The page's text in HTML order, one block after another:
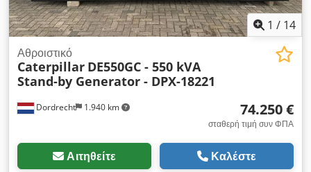
1 / 14
Dordrecht 1.940 km
Αθροιστικό
Caterpillar DE550GC - 550 kVA
Stand-by Generator - DPX-18221
74.250 €
σταθερή τιμή συν ΦΠΑ
Αιτηθείτε Καλέστε